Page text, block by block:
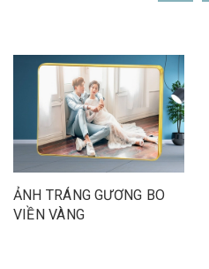
ẢNH TRÁNG GƯƠNG BO
VIỀN VÀNG